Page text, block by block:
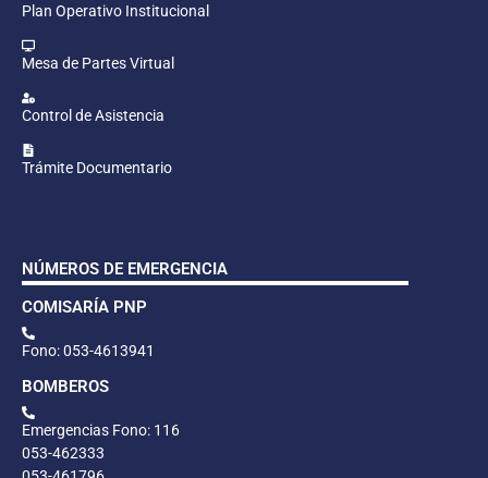
Plan Operativo Institucional
Mesa de Partes Virtual
Control de Asistencia
Trámite Documentario
NÚMEROS DE EMERGENCIA
COMISARÍA PNP
Fono: 053-4613941
BOMBEROS
Emergencias Fono: 116
053-462333